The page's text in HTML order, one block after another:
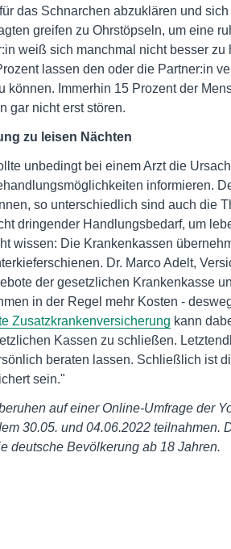
das Schnarchen abzuklären und
greifen zu Ohrstöpseln, um eine
weiß sich manchmal nicht besser zu
lassen den oder die Partner:in
können. Immerhin 15 Prozent der
gar nicht erst stören.
zu leisen Nächten
unbedingt bei einem Arzt die
informieren.
so unterschiedlich sind auch die
dringender Handlungsbedarf, um
wissen: Die Krankenkassen
Dr. Marco Adelt,
der gesetzlichen Krankenkasse
in der Regel mehr Kosten -
Zusatzkrankenversicherung kann
Kassen zu schließen.
beraten lassen. Schließlich ist
sein."
auf einer Online-Umfrage der
30.05. und 04.06.2022 teilnahmen.
deutsche Bevölkerung ab 18 Jahren.